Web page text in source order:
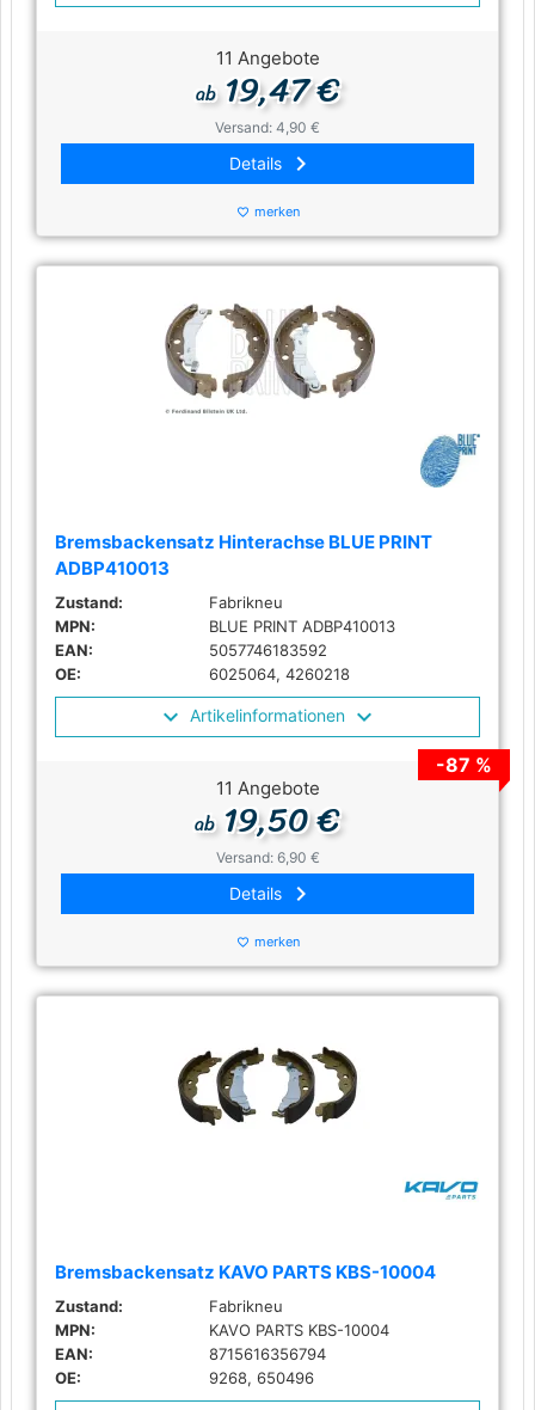
11 Angebote
ab19,47 €
Versand: 4,90 €
Details keyboard_arrow_right
favorite_border merken
Bremsbackensatz Hinterachse BLUE PRINT
ADBP410013
Zustand:
Fabrikneu
MPN:
BLUE PRINT ADBP410013
EAN:
5057746183592
OE:
6025064, 4260218
Artikelinformationen
-87 %
11 Angebote
ab19,50 €
Versand: 6,90 €
Details keyboard_arrow_right
favorite_border merken
Bremsbackensatz KAVO PARTS KBS-10004
Zustand:
Fabrikneu
MPN:
KAVO PARTS KBS-10004
EAN:
8715616356794
OE:
9268, 650496